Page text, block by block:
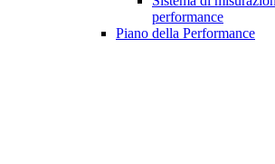
performance
Piano della Performance